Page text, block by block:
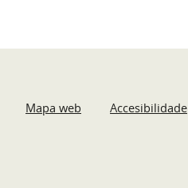
Mapa web Accesibilidade